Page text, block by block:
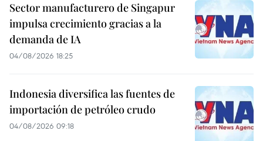
Sector manufacturero de Singapur
impulsa crecimiento gracias a la
demanda de IA
04/08/2026 18:25
Indonesia diversifica las fuentes de
importación de petróleo crudo
04/08/2026 09:18